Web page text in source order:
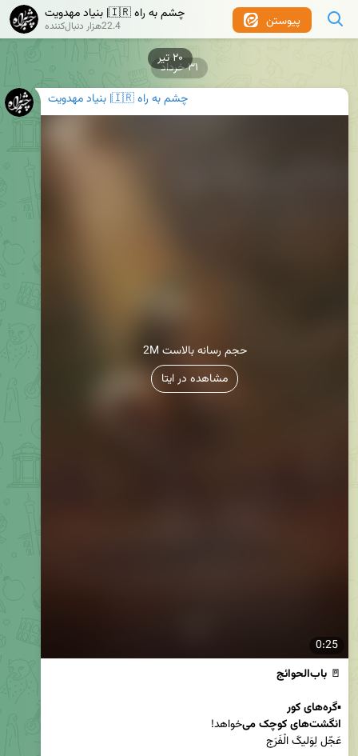
پیوستن چشم به راه 🇮🇷| بنیاد مهدویت
22.4هزار دنبال‌کننده
چشم به راه 🇮🇷| بنیاد مهدویت
0:25
2M حجم رسانه بالاست
مشاهده در ایتا
🚪 باب‌الحوائج
▪️
انگشت‌های کوچک می‌
۳۱ خرداد